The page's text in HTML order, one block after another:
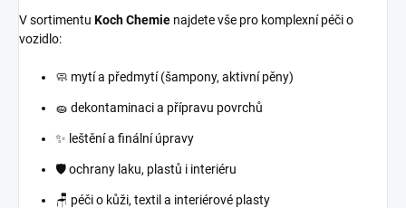
V sortimentu Koch Chemie najdete vše pro komplexní péči o
vozidlo:
🧼 mytí a předmytí (šampony, aktivní pěny)
🧽 dekontaminaci a přípravu povrchů
✨ leštění a finální úpravy
🛡️ ochrany laku, plastů i interiéru
🪑 péči o kůži, textil a interiérové plasty